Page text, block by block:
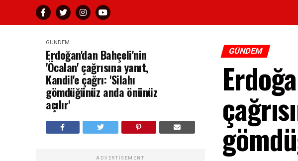
GÜNDEM
Erdoğan'dan Bahçeli'nin
'Öcalan' çağrısına yanıt,
Kandil'e çağrı: 'Silahı
gömdüğünüz anda önünüz
açılır'
ADVERTISEMENT
GÜNDEM